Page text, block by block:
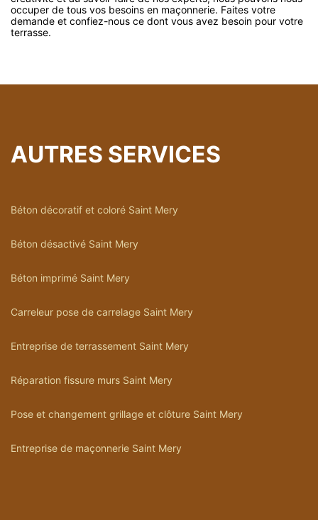
occuper de tous vos besoins en maçonnerie. Faites votre
demande et confiez-nous ce dont vous avez besoin pour votre
terrasse.
AUTRES SERVICES
Béton décoratif et coloré Saint Mery
Béton désactivé Saint Mery
Béton imprimé Saint Mery
Carreleur pose de carrelage Saint Mery
Entreprise de terrassement Saint Mery
Réparation fissure murs Saint Mery
Pose et changement grillage et clôture Saint Mery
Entreprise de maçonnerie Saint Mery